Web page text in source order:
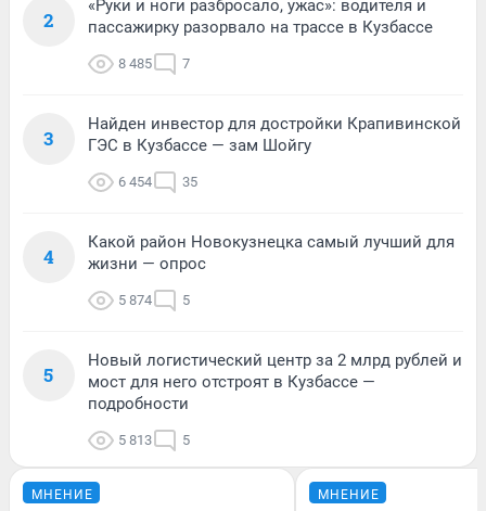
2
«Руки и ноги разбросало, ужас»: водителя и
пассажирку разорвало на трассе в Кузбассе
8 485 7
3
Найден инвестор для достройки Крапивинской
ГЭС в Кузбассе — зам Шойгу
6 454 35
4
Какой район Новокузнецка самый лучший для
жизни — опрос
5 874 5
5
Новый логистический центр за 2 млрд рублей и
мост для него отстроят в Кузбассе —
подробности
5 813 5
МНЕНИЕ МНЕНИЕ